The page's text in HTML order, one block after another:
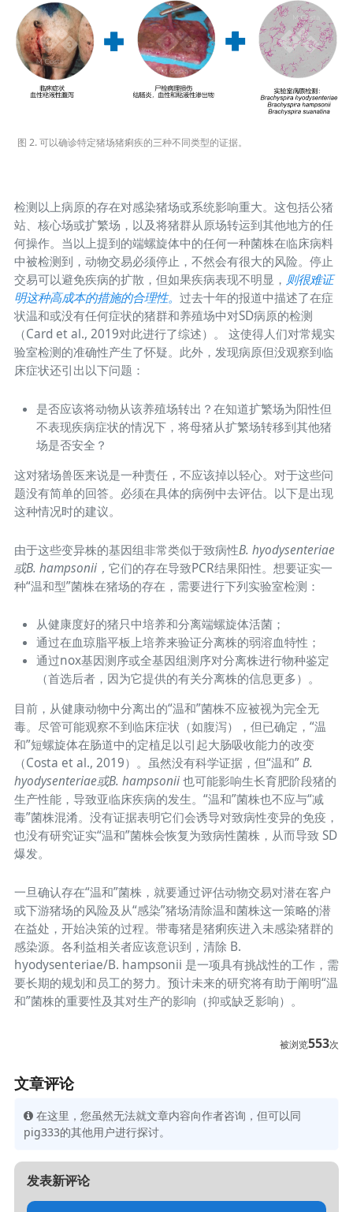
图 2. 可以确诊特定猪场猪痢疾的三种不同类型的证据。
检测以上病原的存在对感染猪场或系统影响重大。这包括公猪
站、核心场或扩繁场，以及将猪群从原场转运到其他地方的任
何操作。当以上提到的端螺旋体中的任何一种菌株在临床病料
中被检测到，动物交易必须停止，不然会有很大的风险。停止
交易可以避免疾病的扩散，但如果疾病表现不明显， 则很难证
明这种高成本的措施的合理性。 过去十年的报道中描述了在症
状温和或没有任何症状的猪群和养殖场中对SD病原的检测
（Card et al., 2019对此进行了综述）。 这使得人们对常规实
验室检测的准确性产生了怀疑。此外，发现病原但没观察到临
床症状还引出以下问题：
是否应该将动物从该养殖场转出？在知道扩繁场为阳性但
不表现疾病症状的情况下，将母猪从扩繁场转移到其他猪
场是否安全？
这对猪场兽医来说是一种责任，不应该掉以轻心。对于这些问
题没有简单的回答。必须在具体的病例中去评估。以下是出现
这种情况时的建议。
由于这些变异株的基因组非常类似于致病性B. hyodysenteriae
或B. hampsonii， 它们的存在导致PCR结果阳性。想要证实一
种“温和型”菌株在猪场的存在，需要进行下列实验室检测：
从健康度好的猪只中培养和分离端螺旋体活菌；
通过在血琼脂平板上培养来验证分离株的弱溶血特性；
通过nox基因测序或全基因组测序对分离株进行物种鉴定
（首选后者，因为它提供的有关分离株的信息更多）。
目前，从健康动物中分离出的“温和”菌株不应被视为完全无
毒。尽管可能观察不到临床症状（如腹泻），但已确定，“温
和”短螺旋体在肠道中的定植足以引起大肠吸收能力的改变
（Costa et al., 2019）。虽然没有科学证据，但“温和”B.
hyodysenteriae或B. hampsonii也可能影响生长育肥阶段猪的
生产性能，导致亚临床疾病的发生。“温和”菌株也不应与“减
毒”菌株混淆。没有证据表明它们会诱导对致病性变异的免疫，
也没有研究证实“温和”菌株会恢复为致病性菌株，从而导致 SD
爆发。
一旦确认存在“温和”菌株，就要通过评估动物交易对潜在客户
或下游猪场的风险及从“感染”猪场清除温和菌株这一策略的潜
在益处，开始决策的过程。带毒猪是猪痢疾进入未感染猪群的
感染源。各利益相关者应该意识到，清除 B.
hyodysenteriae/B. hampsonii 是一项具有挑战性的工作，需
要长期的规划和员工的努力。预计未来的研究将有助于阐明“温
和”菌株的重要性及其对生产的影响（抑或缺乏影响）。
被浏览553次
文章评论
在这里，您虽然无法就文章内容向作者咨询，但可以同
pig333的其他用户进行探讨。
发表新评论